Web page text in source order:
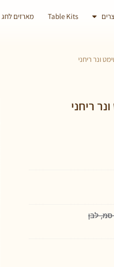
Table Kits מארזים לחג
ונר ריחני
ריחני